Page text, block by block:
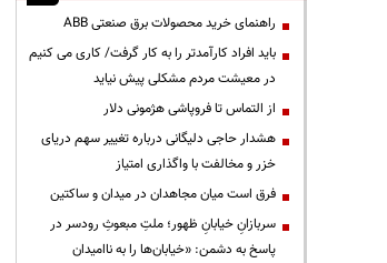
راهنمای خرید محصولات برق صنعتی ABB
باید افراد کارآمدتر را به کار گرفت/ کاری می کنیم
در معیشت مردم مشکلی پیش نیاید
از التماس تا فروپاشی هژمونی دلار
هشدار حاجی دلیگانی درباره تغییر سهم دریای
خزر و مخالفت با واگذاری امتیاز
فرق است میان مجاهدان در میدان و ساکتین
سربازانِ خیابانِ ظهور؛ ملتِ مبعوثِ رودسر در
پاسخ به دشمن: «خیابان‌ها را به ناامیدان